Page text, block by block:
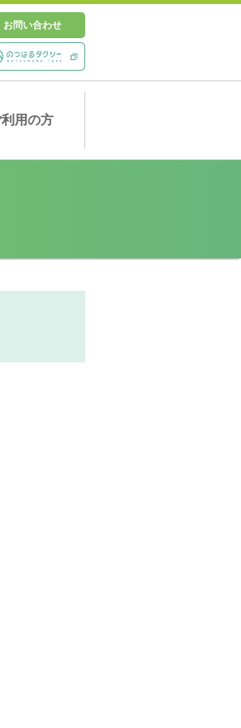
お問い合わせ
用の方